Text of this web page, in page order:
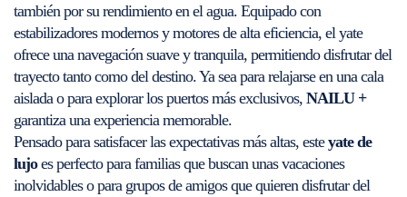
también por su rendimiento en el agua. Equipado con
estabilizadores modernos y motores de alta eficiencia, el yate
ofrece una navegación suave y tranquila, permitiendo disfrutar del
trayecto tanto como del destino. Ya sea para relajarse en una cala
aislada o para explorar los puertos más exclusivos, NAILU +
garantiza una experiencia memorable.
Pensado para satisfacer las expectativas más altas, esteyate de
lujoes perfecto para familias que buscan unas vacaciones
inolvidables o para grupos de amigos que quieren disfrutar del